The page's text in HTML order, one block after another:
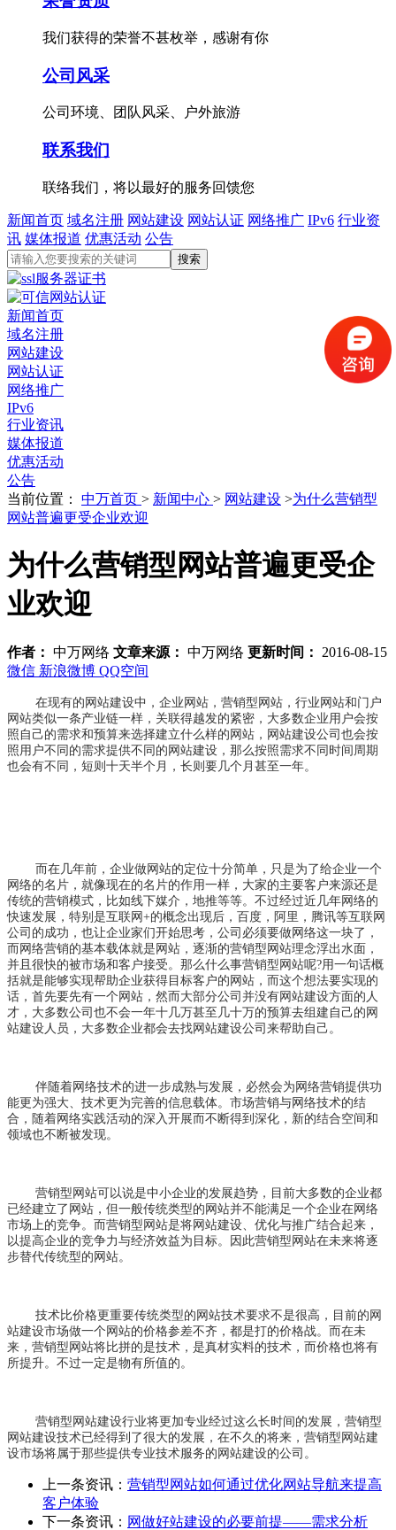
我们获得的荣誉不甚枚举，感谢有你
公司风采
公司环境、团队风采、户外旅游
联系我们
联络我们，将以最好的服务回馈您
新闻首页 域名注册 网站建设 网站认证 网络推广 IPv6 行业资
讯 媒体报道 优惠活动 公告
新闻首页
域名注册
网站建设
网站认证
网络推广
IPv6
行业资讯
媒体报道
优惠活动
公告
当前位置： 中万首页 > 新闻中心 > 网站建设 >为什么营销型
网站普遍更受企业欢迎
为什么营销型网站普遍更受企
业欢迎
作者： 中万网络 文章来源： 中万网络 更新时间： 2016-08-15
微信 新浪微博 QQ空间
在现有的网站建设中，企业网站，营销型网站，行业网站和门户
网站类似一条产业链一样，关联得越发的紧密，大多数企业用户会按
照自己的需求和预算来选择建立什么样的网站，网站建设公司也会按
照用户不同的需求提供不同的网站建设，那么按照需求不同时间周期
也会有不同，短则十天半个月，长则要几个月甚至一年。
而在几年前，企业做网站的定位十分简单，只是为了给企业一个
网络的名片，就像现在的名片的作用一样，大家的主要客户来源还是
传统的营销模式，比如线下媒介，地推等等。不过经过近几年网络的
快速发展，特别是互联网+的概念出现后，百度，阿里，腾讯等互联网
公司的成功，也让企业家们开始思考，公司必须要做网络这一块了，
而网络营销的基本载体就是网站，逐渐的营销型网站理念浮出水面，
并且很快的被市场和客户接受。那么什么事营销型网站呢?用一句话概
括就是能够实现帮助企业获得目标客户的网站，而这个想法要实现的
话，首先要先有一个网站，然而大部分公司并没有网站建设方面的人
才，大多数公司也不会一年十几万甚至几十万的预算去组建自己的网
站建设人员，大多数企业都会去找网站建设公司来帮助自己。
伴随着网络技术的进一步成熟与发展，必然会为网络营销提供功
能更为强大、技术更为完善的信息载体。市场营销与网络技术的结
合，随着网络实践活动的深入开展而不断得到深化，新的结合空间和
领域也不断被发现。
营销型网站可以说是中小企业的发展趋势，目前大多数的企业都
已经建立了网站，但一般传统类型的网站并不能满足一个企业在网络
市场上的竞争。而营销型网站是将网站建设、优化与推广结合起来，
以提高企业的竞争力与经济效益为目标。因此营销型网站在未来将逐
步替代传统型的网站。
技术比价格更重要传统类型的网站技术要求不是很高，目前的网
站建设市场做一个网站的价格参差不齐，都是打的价格战。而在未
来，营销型网站将比拼的是技术，是真材实料的技术，而价格也将有
所提升。不过一定是物有所值的。
营销型网站建设行业将更加专业经过这么长时间的发展，营销型
网站建设技术已经得到了很大的发展，在不久的将来，营销型网站建
设市场将属于那些提供专业技术服务的网站建设的公司。
上一条资讯： 营销型网站如何通过优化网站导航来提高
客户体验
下一条资讯： 网做好站建设的必要前提——需求分析